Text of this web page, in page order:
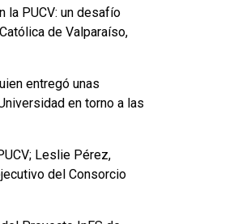
la PUCV: un desafío
de Valparaíso,
entregó unas
en torno a las
Leslie Pérez,
del Consorcio